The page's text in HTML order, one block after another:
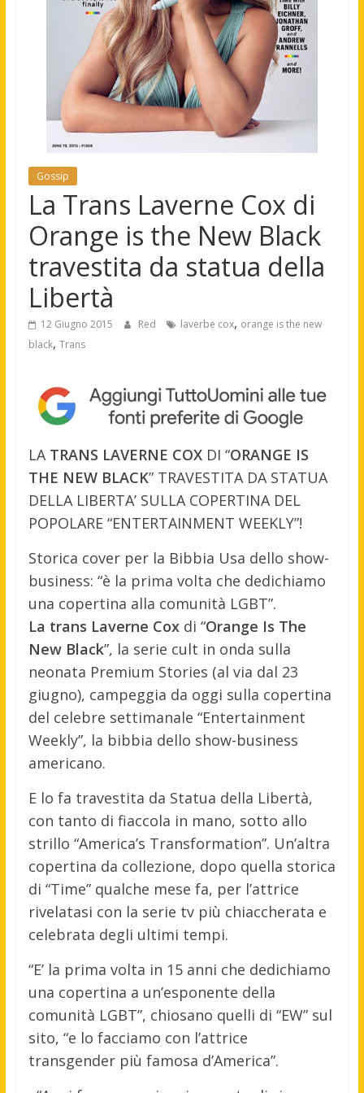
Gossip
La Trans Laverne Cox di
Orange is the New Black
travestita da statua della
Libertà
12 Giugno 2015 Red laverbe cox, orange is the new
black, Trans
LA TRANS LAVERNE COXDI “ORANGE IS
THE NEW BLACK” TRAVESTITA DA STATUA
DELLA LIBERTA’ SULLA COPERTINA DEL
POPOLARE “ENTERTAINMENT WEEKLY”!
Storica cover per la Bibbia Usa dello show-
business: “è la prima volta che dedichiamo
una copertina alla comunità LGBT”.
La trans Laverne Coxdi “Orange Is The
New Black”, la serie cult in onda sulla
neonata Premium Stories (al via dal 23
giugno), campeggia da oggi sulla copertina
del celebre settimanale “Entertainment
Weekly”, la bibbia dello show-business
americano.
E lo fa travestita da Statua della Libertà,
con tanto di fiaccola in mano, sotto allo
strillo “America’s Transformation”. Un’altra
copertina da collezione, dopo quella storica
di “Time” qualche mese fa, per l’attrice
rivelatasi con la serie tv più chiaccherata e
celebrata degli ultimi tempi.
“E’ la prima volta in 15 anni che dedichiamo
una copertina a un’esponente della
comunità LGBT”, chiosano quelli di “EW” sul
sito, “e lo facciamo con l’attrice
transgender più famosa d’America”.